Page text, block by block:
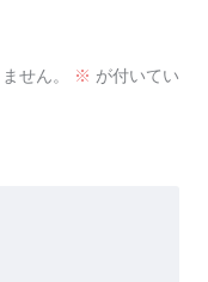
せん。 ※ が付いてい